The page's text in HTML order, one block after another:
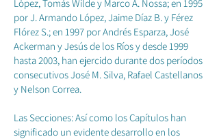
López, Tomás Wilde y Marco A. Nossa; en 1995
por J. Armando López, Jaime Díaz B. y Férez
Flórez S.; en 1997 por Andrés Esparza, José
Ackerman y Jesús de los Ríos y desde 1999
hasta 2003, han ejercido durante dos períodos
consecutivos José M. Silva, Rafael Castellanos
y Nelson Correa.
Las Secciones: Así como los Capítulos han
significado un evidente desarrollo en los